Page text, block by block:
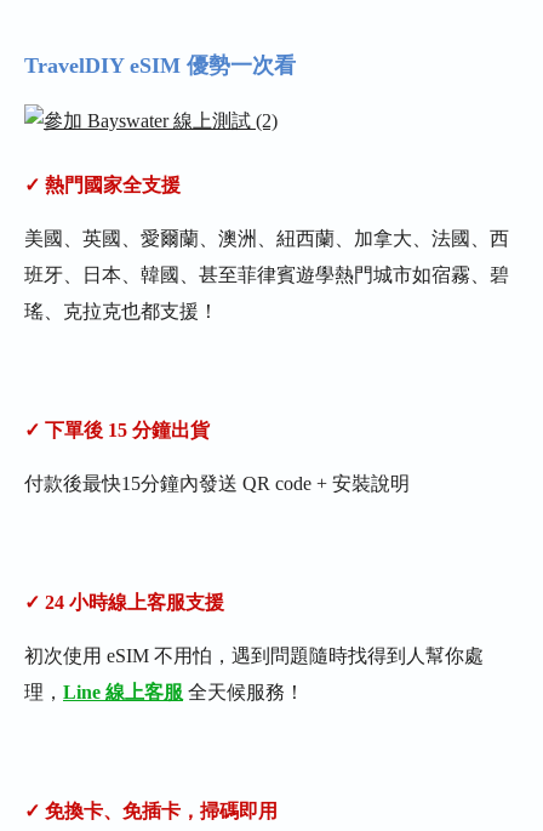
TravelDIY eSIM 優勢一次看
✓ 熱門國家全支援
美國、英國、愛爾蘭、澳洲、紐西蘭、加拿大、法國、西
班牙、日本、韓國、甚至菲律賓遊學熱門城市如宿霧、碧
瑤、克拉克也都支援！
✓ 下單後 15 分鐘出貨
付款後最快15分鐘內發送 QR code + 安裝說明
✓ 24 小時線上客服支援
初次使用 eSIM 不用怕，遇到問題隨時找得到人幫你處
理， Line 線上客服 全天候服務！
✓ 免換卡、免插卡，掃碼即用